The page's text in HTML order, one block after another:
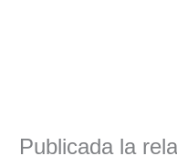
Publicada la